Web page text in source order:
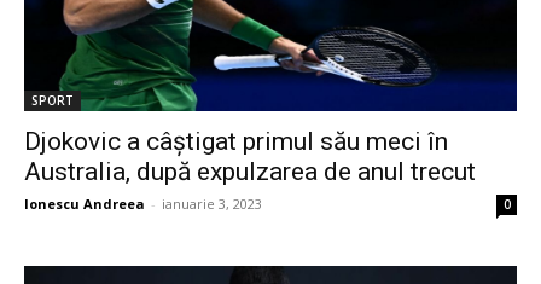
SPORT
Djokovic a câştigat primul său meci în
Australia, după expulzarea de anul trecut
Ionescu Andreea - ianuarie 3, 2023 0